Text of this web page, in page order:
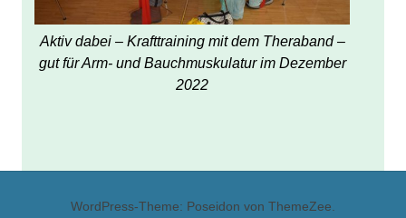
Aktiv dabei – Krafttraining mit dem Theraband –
gut für Arm- und Bauchmuskulatur im Dezember
2022
WordPress-Theme: Poseidon von ThemeZee.